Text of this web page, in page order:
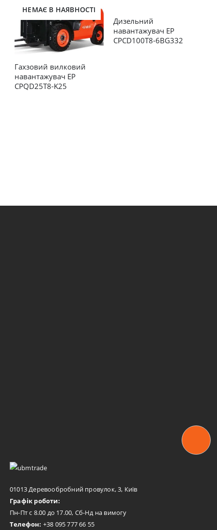
НЕМАЄ В НАЯВНОСТІ
Гахзовий вилковий
навантажувач EP
CPQD25T8-K25
Дизельний
навантажувач EP
CPCD100T8-6BG332
01013 Деревообробний провулок, 3, Київ
Графік роботи:
Пн-Пт с 8.00 до 17.00, Сб-Нд на вимогу
Телефон: +38 095 777 66 55